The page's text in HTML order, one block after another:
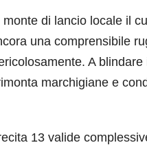
di lancio locale il
una comprensibile
A
marchigiane e
13 valide